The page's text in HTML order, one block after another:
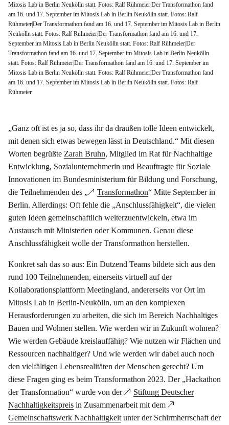
Mitosis Lab in Berlin Neukölln statt. Fotos: Ralf Rühmeier|Der Transformathon fand
am 16. und 17. September im Mitosis Lab in Berlin Neukölln statt. Fotos: Ralf
Rühmeier|Der Transformathon fand am 16. und 17. September im Mitosis Lab in Berlin
Neukölln statt. Fotos: Ralf Rühmeier|Der Transformathon fand am 16. und 17.
September im Mitosis Lab in Berlin Neukölln statt. Fotos: Ralf Rühmeier|Der
Transformathon fand am 16. und 17. September im Mitosis Lab in Berlin Neukölln
statt. Fotos: Ralf Rühmeier|Der Transformathon fand am 16. und 17. September im
Mitosis Lab in Berlin Neukölln statt. Fotos: Ralf Rühmeier|Der Transformathon fand
am 16. und 17. September im Mitosis Lab in Berlin Neukölln statt. Fotos: Ralf
Rühmeier
„Ganz oft ist es ja so, dass ihr da draußen tolle Ideen entwickelt,
mit denen sich etwas bewegen lässt in Deutschland.“ Mit diesen
Worten begrüßte Zarah Bruhn, Mitglied im Rat für Nachhaltige
Entwicklung, Sozialunternehmerin und Beauftragte für Soziale
Innovationen im Bundesministerium für Bildung und Forschung,
die Teilnehmenden des „
Transformathon“ Mitte September in
Berlin. Allerdings: Oft fehle die „Anschlussfähigkeit“, die vielen
guten Ideen gemeinschaftlich weiterzuentwickeln, etwa im
Austausch mit Ministerien oder Kommunen. Genau diese
Anschlussfähigkeit wolle der Transformathon herstellen.
Konkret sah das so aus: Ein Dutzend Teams bildete sich aus den
rund 100 Teilnehmenden, einerseits virtuell auf der
Kollaborationsplattform Meetingland, andererseits vor Ort im
Mitosis Lab in Berlin-Neukölln, um an den komplexen
Herausforderungen zu arbeiten, die sich im Bereich Nachhaltiges
Bauen und Wohnen stellen. Wie werden wir in Zukunft wohnen?
Wie werden Gebäude kreislauffähig? Wie nutzen wir Flächen und
Ressourcen nachhaltiger? Und wie werden wir dabei auch noch
den vielfältigen Lebensrealitäten der Menschen gerecht? Um
diese Fragen ging es beim Transformathon 2023. Der „Hackathon
der Transformation“ wurde von der
Stiftung Deutscher
Nachhaltigkeitspreis in Zusammenarbeit mit dem
Gemeinschaftswerk Nachhaltigkeit unter der Schirmherrschaft der